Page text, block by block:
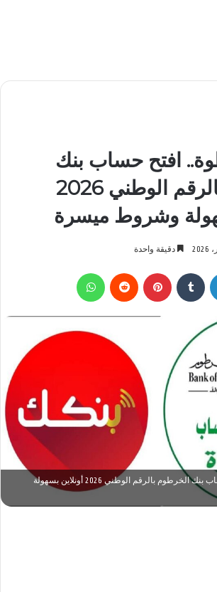
افتح حساب بنك
الخرطوم بالرقم الوطني 2026
وشروط ميسرة
دقيقة واحدة
لينكدإن بينتيريست
خطوة بخطوة.. افتح حساب بنك الخرطوم بالرقم الوطني 2026 أونلاين بسهولة